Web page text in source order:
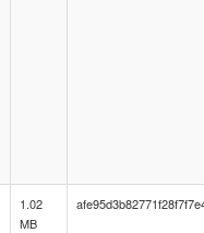
1.02
MB